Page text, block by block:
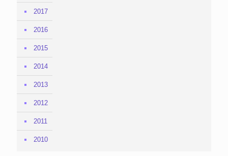
2017
2016
2015
2014
2013
2012
2011
2010